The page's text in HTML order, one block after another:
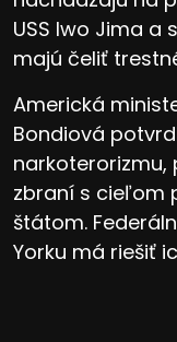
USS Iwo Jima a
majú čeliť
Americká
Bondiová
narkoterorizmu,
zbraní s cieľom
štátom.
Yorku má riešiť